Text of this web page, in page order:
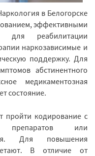
в Белогорске
эффективными
для реабилитации
наркозависимые и
поддержку. Для
абстинентного
медикаментозная
состояние.
пройти кодирование с
препаратов или
Для повышения
В отличие от